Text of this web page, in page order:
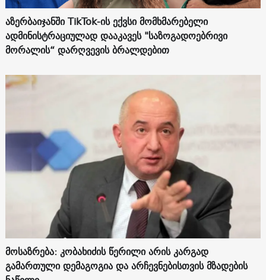
აზერბაიჯანში TikTok-ის ექვსი მომხმარებელი
ადმინისტრაციულად დააკავეს "საზოგადოებრივი
მორალის“ დარღვევის ბრალდებით
მოსაზრება: კობახიძის წერილი არის კარგად
გამართული დემაგოგია და არჩევნებისთვის მზადების